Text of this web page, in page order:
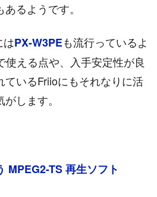
るようです。
はPX-W3PEも流行っているよ
使える点や、入手安定性が良
ているFriioにもそれなりに活
します。
MPEG2-TS 再生ソフト